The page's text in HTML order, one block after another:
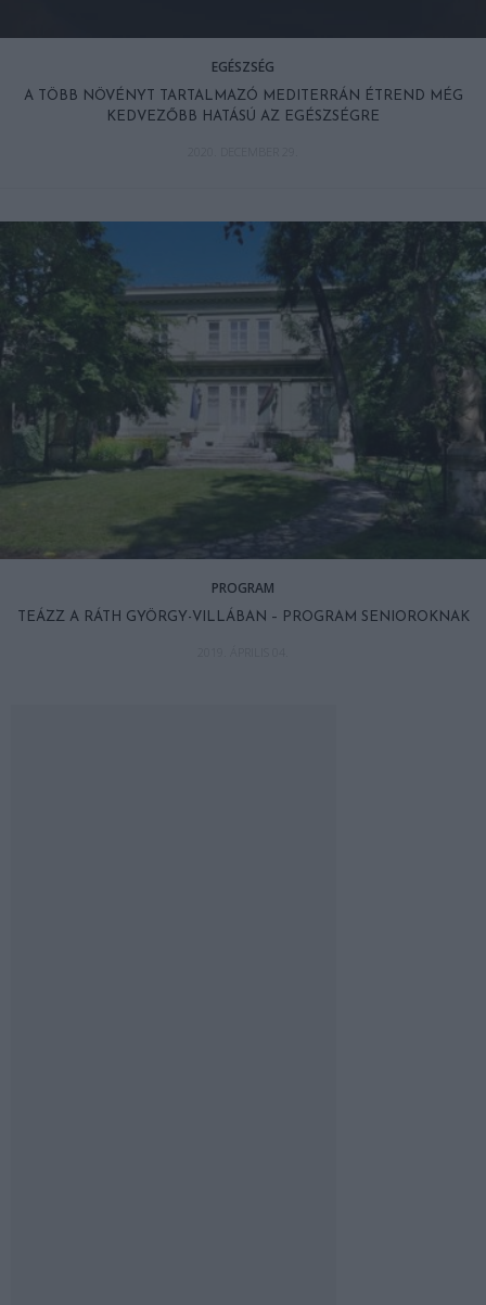
EGÉSZSÉG
A TÖBB NÖVÉNYT TARTALMAZÓ MEDITERRÁN ÉTREND MÉG
KEDVEZŐBB HATÁSÚ AZ EGÉSZSÉGRE
PROGRAM
TEÁZZ A RÁTH GYÖRGY-VILLÁBAN – PROGRAM SENIOROKNAK